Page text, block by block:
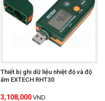
Thiết bị ghi dữ liệu nhiệt độ và độ
ẩm EXTECH RHT30
3,108,000 VND